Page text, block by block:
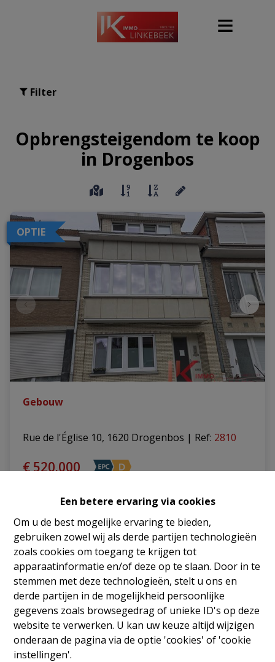
Een betere ervaring via cookies
Om u de best mogelijke ervaring te bieden,
gebruiken zowel wij als derde partijen technologieën
zoals cookies om toegang te krijgen tot
apparaatinformatie en/of deze op te slaan. Door in te
stemmen met deze technologieën, stelt u ons en
derde partijen in de mogelijkheid persoonlijke
gegevens zoals browsegedrag of unieke ID's op deze
website te verwerken. U kan uw keuze altijd wijzigen
onderaan de pagina via de optie 'cookies' of 'cookie
instellingen'.
Filter
Opbrengsteigendom te koop
in Drogenbos
OPTIE
Gebouw
Rue de l'Église 10, 1620 Drogenbos | Ref: 2810
€ 520.000
3 185 m²
OPTIE